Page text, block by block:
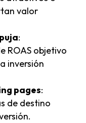
valor
:
ROAS objetivo
inversión
pages:
de destino